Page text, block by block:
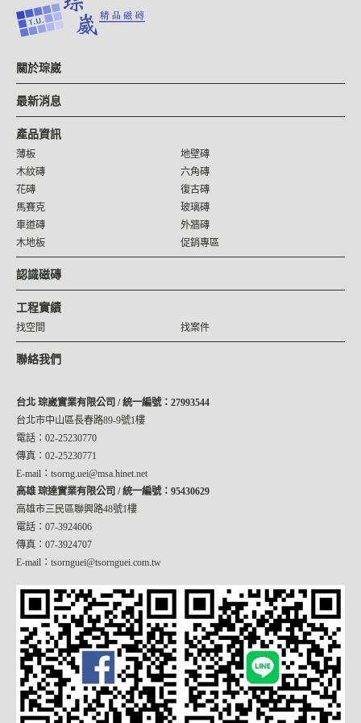
關於琮崴
最新消息
產品資訊
薄板
地壁磚
木紋磚
六角磚
花磚
復古磚
馬賽克
玻璃磚
車道磚
外牆磚
木地板
促銷專區
認識磁磚
工程實績
找空間 找案件
聯絡我們
台北 琮崴實業有限公司 / 統一編號：27993544
台北市中山區長春路89-9號1樓
電話：02-25230770
傳真：02-25230771
E-mail：tsorng.uei@msa.hinet.net
高雄 琮達實業有限公司 / 統一編號：95430629
高雄市三民區聯興路48號1樓
電話：07-3924606
傳真：07-3924707
E-mail：tsornguei@tsornguei.com.tw